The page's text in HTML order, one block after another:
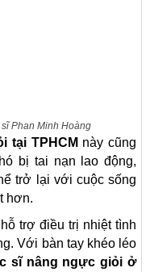
Phan Minh Hoàng
tại TPHCM này cũng
bị tai nạn lao động,
trở lại với cuộc sống
hơn.
trợ điều trị nhiệt tình
Với bàn tay khéo léo
sĩ nâng ngực giỏi ở